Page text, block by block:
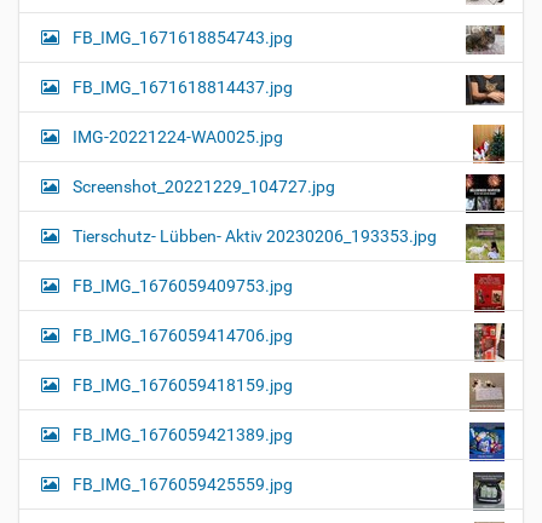
FB_IMG_1671618854743.jpg
FB_IMG_1671618814437.jpg
IMG-20221224-WA0025.jpg
Screenshot_20221229_104727.jpg
Tierschutz- Lübben- Aktiv 20230206_193353.jpg
FB_IMG_1676059409753.jpg
FB_IMG_1676059414706.jpg
FB_IMG_1676059418159.jpg
FB_IMG_1676059421389.jpg
FB_IMG_1676059425559.jpg